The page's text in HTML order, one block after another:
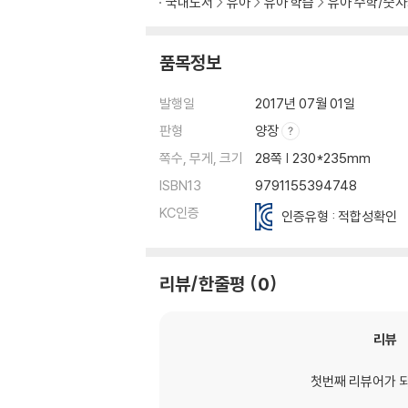
품목정보
발행일
2017년 07월 01일
판형
양장
쪽수, 무게, 크기
28쪽 | 230*235mm
ISBN13
9791155394748
KC인증
인증유형 : 적합성확인
리뷰/한줄평 0
리뷰
첫번째 리뷰어가